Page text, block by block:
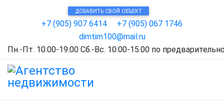
ДОБАВИТЬ СВОЙ ОБЪЕКТ
+7 (905) 907 6414
+7 (905) 067 1746
dimtim100@mail.ru
Пн.-Пт. 10.00-19.00 Сб.-Вс. 10.00-15.00 по